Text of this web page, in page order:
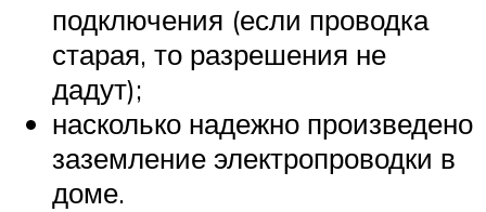
подключения (если проводка
старая, то разрешения не
дадут);
насколько надежно произведено
заземление электропроводки в
доме.